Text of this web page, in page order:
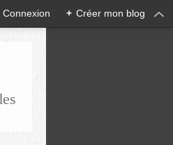
Connexion + Créer mon blog